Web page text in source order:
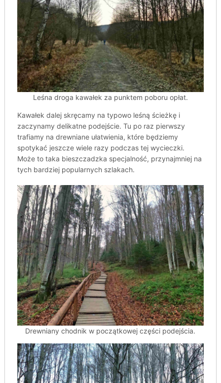
Leśna droga kawałek za punktem poboru opłat.
Kawałek dalej skręcamy na typowo leśną ścieżkę i
zaczynamy delikatne podejście. Tu po raz pierwszy
trafiamy na drewniane ułatwienia, które będziemy
spotykać jeszcze wiele razy podczas tej wycieczki.
Może to taka bieszczadzka specjalność, przynajmniej na
tych bardziej popularnych szlakach.
Drewniany chodnik w początkowej części podejścia.